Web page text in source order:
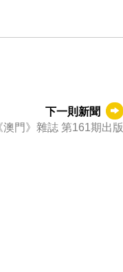
下一則新聞
澳門》雜誌 第161期出版